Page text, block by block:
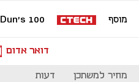
מוסף Dun's 100
דואר אדום
מחיר למשתכן דעות